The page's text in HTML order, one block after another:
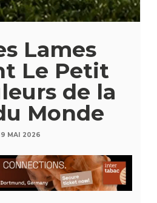
Lames
Le Petit
de la
Monde
MAI 2026